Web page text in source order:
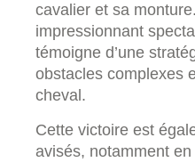
cavalier et sa
impressionnant
témoigne d’une
obstacles complexes
cheval.
Cette victoire est
avisés, notamment